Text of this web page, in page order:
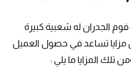
فوم الجدران له شعبية كبيرة
مزايا تساعد في حصول العميل
تلك المزايا ما يلي :